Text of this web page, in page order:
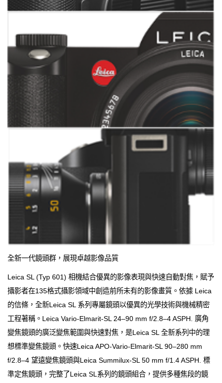
全新一代鏡頭群，展現卓越影像品質
Leica SL (Typ 601) 相機結合優異的影像表現與快速自動對焦，賦予
攝影者在135格式攝影領域中創造前所未有的影像畫質。依據 Leica
的信條，全新Leica SL 系列專屬鏡頭以優異的光學技術與機械精密
工程著稱。Leica Vario-Elmarit-SL 24–90 mm f/2.8–4 ASPH. 廣角
變焦鏡頭的廣泛變焦範圍與快速對焦，是Leica SL 全新系列中的理
想標準變焦鏡頭。快速Leica APO-Vario-Elmarit-SL 90–280 mm
f/2.8–4 望遠變焦鏡頭與Leica Summilux-SL 50 mm f/1.4 ASPH. 標
準定焦鏡頭，完整了Leica SL系列的鏡頭組合，提供多種焦段的鏡